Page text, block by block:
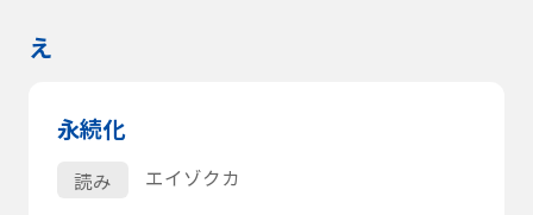
え
永続化
読み エイゾクカ